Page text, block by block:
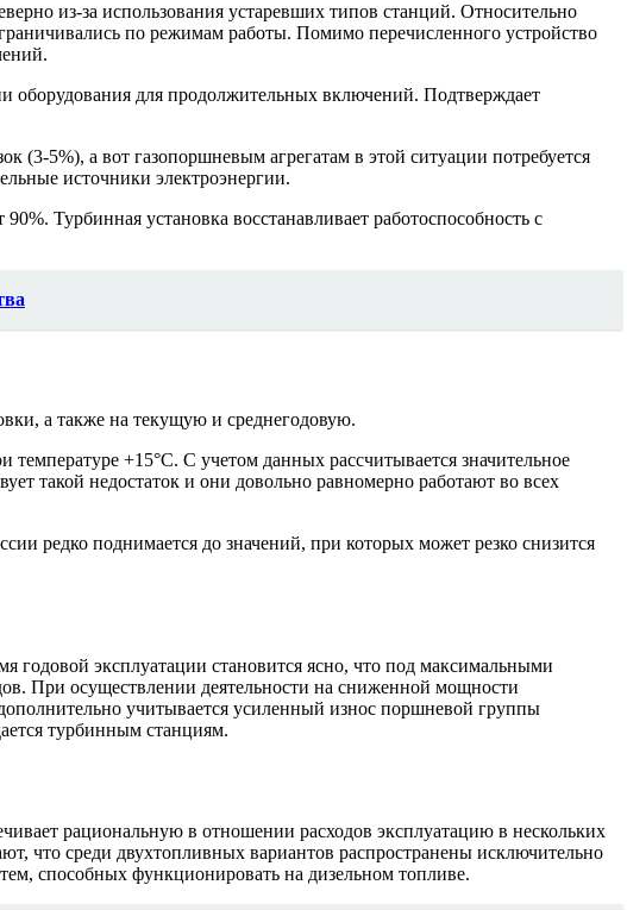
из-за использования устаревших типов станций. Относительно
по режимам работы. Помимо перечисленного устройство
для продолжительных включений. Подтверждает
(3-5%), а вот газопоршневым агрегатам в этой ситуации потребуется
источники электроэнергии.
Турбинная установка восстанавливает работоспособность с
а также на текущую и среднегодовую.
+15°C. С учетом данных рассчитывается значительное
такой недостаток и они довольно равномерно работают во всех
редко поднимается до значений, при которых может резко снизится
эксплуатации становится ясно, что под максимальными
При осуществлении деятельности на сниженной мощности
учитывается усиленный износ поршневой группы
турбинным станциям.
рациональную в отношении расходов эксплуатацию в нескольких
что среди двухтопливных вариантов распространены исключительно
способных функционировать на дизельном топливе.